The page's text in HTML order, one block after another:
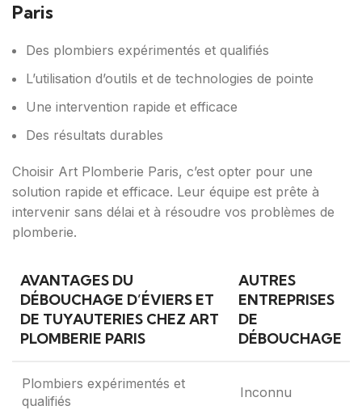
Paris
Des plombiers expérimentés et qualifiés
L’utilisation d’outils et de technologies de pointe
Une intervention rapide et efficace
Des résultats durables
Choisir Art Plomberie Paris, c’est opter pour une
solution rapide et efficace. Leur équipe est prête à
intervenir sans délai et à résoudre vos problèmes de
plomberie.
AVANTAGES DU
DÉBOUCHAGE D’ÉVIERS ET
DE TUYAUTERIES CHEZ ART
PLOMBERIE PARIS
AUTRES
ENTREPRISES
DE
DÉBOUCHAGE
Plombiers expérimentés et
qualifiés
Inconnu